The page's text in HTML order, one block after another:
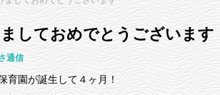
しておめでとうございます
通信
育園が誕生して４ヶ月！